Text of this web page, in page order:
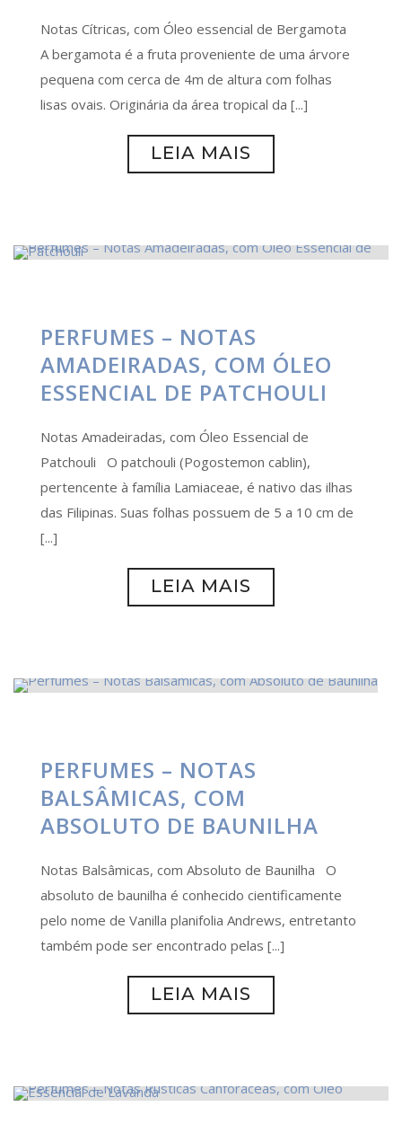
Notas Cítricas, com Óleo essencial de Bergamota
A bergamota é a fruta proveniente de uma árvore
pequena com cerca de 4m de altura com folhas
lisas ovais. Originária da área tropical da [...]
LEIA MAIS
PERFUMES – NOTAS
AMADEIRADAS, COM ÓLEO
ESSENCIAL DE PATCHOULI
Notas Amadeiradas, com Óleo Essencial de
Patchouli O patchouli (Pogostemon cablin),
pertencente à família Lamiaceae, é nativo das ilhas
das Filipinas. Suas folhas possuem de 5 a 10 cm de
[...]
LEIA MAIS
PERFUMES – NOTAS
BALSÂMICAS, COM
ABSOLUTO DE BAUNILHA
Notas Balsâmicas, com Absoluto de Baunilha O
absoluto de baunilha é conhecido cientificamente
pelo nome de Vanilla planifolia Andrews, entretanto
também pode ser encontrado pelas [...]
LEIA MAIS